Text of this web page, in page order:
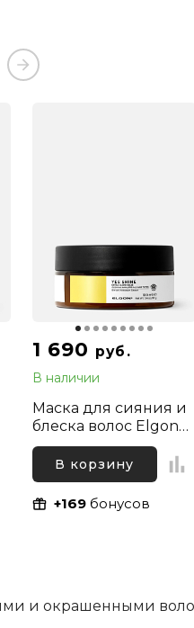
1 690 руб.
В наличии
Маска для сияния и
блеска волос Elgon
Yes Shine Extra Glow
Mask, 100 мл
В корзину
+169бонусов
и окрашенными